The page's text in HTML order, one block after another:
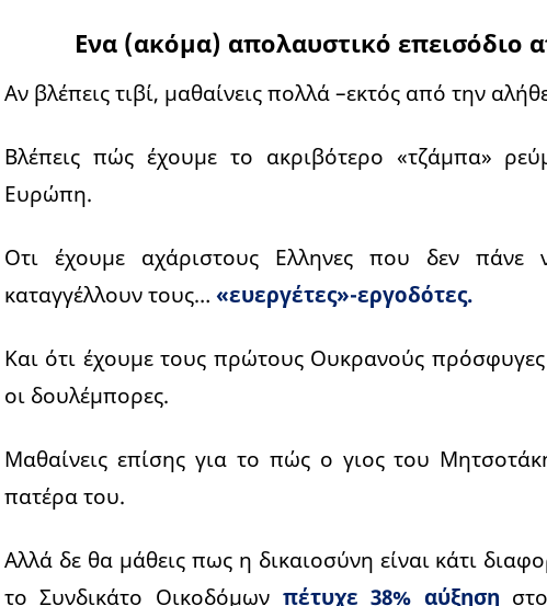
Ενα (ακόμα) απολαυστικό επεισόδιο
Αν βλέπεις τιβί, μαθαίνεις πολλά –εκτός από την
Βλέπεις πώς έχουμε το ακριβότερο «τζάμπα»
Ευρώπη.
Οτι έχουμε αχάριστους Ελληνες που δεν πάνε
καταγγέλλουν τους… «ευεργέτες»-εργοδότες.
Και ότι έχουμε τους πρώτους Ουκρανούς πρόσφυγες
οι δουλέμπορες.
Μαθαίνεις επίσης για το πώς ο γιος του
πατέρα του.
Αλλά δε θα μάθεις πως η δικαιοσύνη είναι κάτι
το Συνδικάτο Οικοδόμων πέτυχε 38% αύξηση